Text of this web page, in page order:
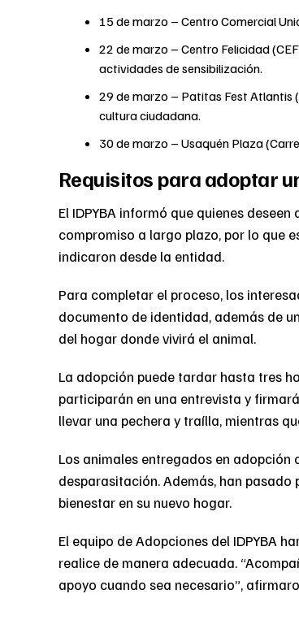
15 de marzo – Centro Comercial
22 de marzo – Centro Felicidad
actividades de sensibilización.
29 de marzo – Patitas Fest Atlantis
cultura ciudadana.
30 de marzo – Usaquén Plaza
Requisitos para adoptar
El IDPYBA informó que quienes
compromiso a largo plazo, por lo que
indicaron desde la entidad.
Para completar el proceso, los
documento de identidad, además de
del hogar donde vivirá el animal.
La adopción puede tardar hasta tres
participarán en una entrevista y
llevar una pechera y traílla, mientras
Los animales entregados en
desparasitación. Además, han
bienestar en su nuevo hogar.
El equipo de Adopciones del IDPYBA
realice de manera adecuada.
apoyo cuando sea necesario”,